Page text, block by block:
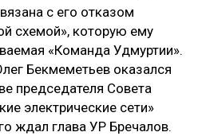
с его отказом
схемой», которую ему
«Команда Удмуртии».
Бекмеметьев оказался
председателя Совета
электрические сети»
ждал глава УР Бречалов.